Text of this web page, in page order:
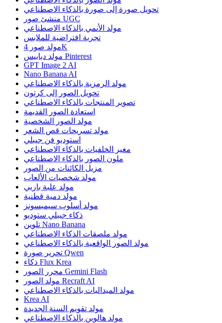
تحويل صورة إلى صورة بالذكاء الاصطناعي
منشئ صور UGC
مولد الأنمي بالذكاء الاصطناعي
تجربة افتراضية للملابس
مولد صور 4K
مولد دبابيس Pinterest
GPT Image 2 AI
Nano Banana AI
مولد الرمزية بالذكاء الاصطناعي
تحويل الصور إلى كرتون
تصوير المنتجات بالذكاء الاصطناعي
استعادة الصور القديمة
مولد الصور الشخصية
مولد تسريحات قص الشعر
استوديو فن جيبلي
مغير الخلفيات بالذكاء الاصطناعي
ملون الصور بالذكاء الاصطناعي
مزيل الكائنات من الصور
مولد شخصيات الألعاب
مولد علبة باربي
مولد دمية قطنية
مولد أسلوب سيمبسونز
ذكاء جيبلي ستوديو
تلوين Nano Banana
مولد ملصقات الذكاء الاصطناعي
مولد الصور الواقعية بالذكاء الاصطناعي
تحرير صورة Qwen
ذكاء Flux Krea
محرر الصور Gemini Flash
مولد الصور Recraft AI
مولد الميداليات بالذكاء الاصطناعي
Krea AI
مولد تقويم السنة الجديدة
مولد هالوين بالذكاء الاصطناعي